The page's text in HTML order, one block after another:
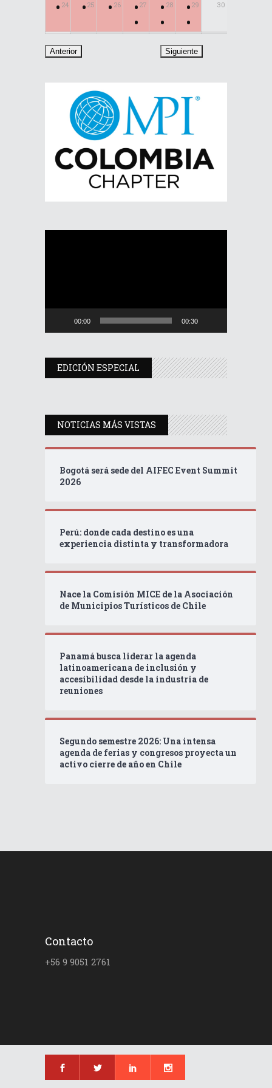
24
• 25
• 26
• 27
•
•
28
•
•
29
•
•
30
00:00 00:30
EDICIÓN ESPECIAL
NOTICIAS MÁS VISTAS
Bogotá será sede del AIFEC Event Summit
2026
Perú: donde cada destino es una
experiencia distinta y transformadora
Nace la Comisión MICE de la Asociación
de Municipios Turísticos de Chile
Panamá busca liderar la agenda
latinoamericana de inclusión y
accesibilidad desde la industria de
reuniones
Segundo semestre 2026: Una intensa
agenda de ferias y congresos proyecta un
activo cierre de año en Chile
Contacto
+56 9 9051 2761